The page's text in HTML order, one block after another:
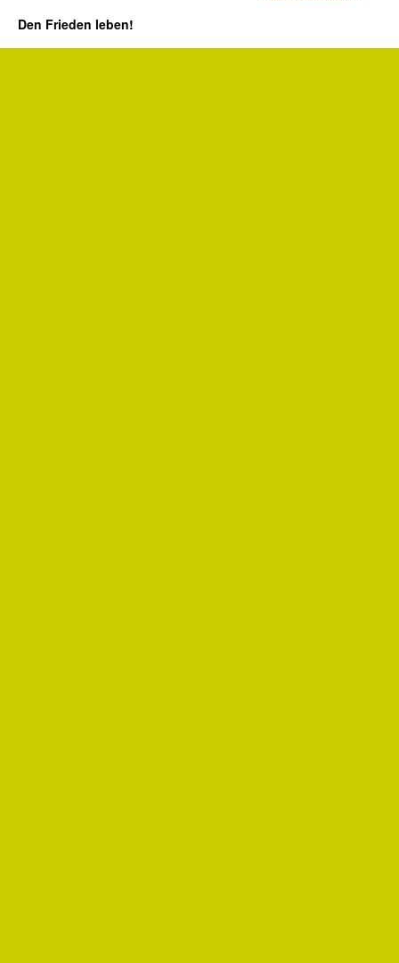
Den Frieden leben!